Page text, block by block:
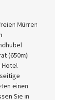
Mürren
(650m)
Hotel
einen
Sie in